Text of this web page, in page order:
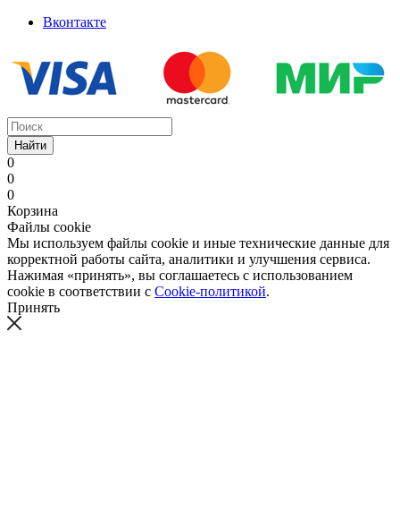
Вконтакте
Найти
0
0
0
Корзина
Файлы cookie
Мы используем файлы cookie и иные технические данные для
корректной работы сайта, аналитики и улучшения сервиса.
Нажимая «принять», вы соглашаетесь с использованием
cookie в соответствии с Cookie-политикой.
Принять